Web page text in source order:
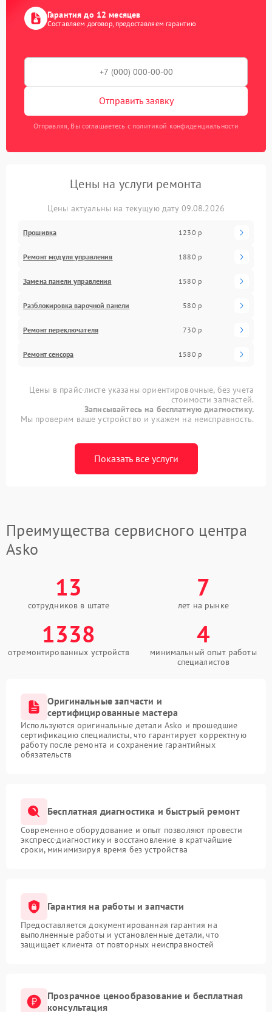
Гарантия до 12 месяцев
Составляем договор, предоставляем гарантию
Отправить заявку
Отправляя, Вы соглашаетесь с политикой конфиденциальности
Цены на услуги ремонта
Цены актуальны на текущую дату 09.08.2026
Прошивка 1230 р
Ремонт модуля управления 1880 р
Замена панели управления 1580 р
Разблокировка варочной панели 580 р
Ремонт переключателя 730 р
Ремонт сенсора 1580 р
Цены в прайс-листе указаны ориентировочные, без учета
стоимости запчастей.
Записывайтесь на бесплатную диагностику.
Мы проверим ваше устройство и укажем на неисправность.
Показать все услуги
Преимущества сервисного центра
Asko
13
сотрудников в штате
7
лет на рынке
1338
отремонтированных устройств
4
минимальный опыт работы
специалистов
Оригинальные запчасти и
сертифицированные мастера
Используются оригинальные детали Asko и прошедшие
сертификацию специалисты, что гарантирует корректную
работу после ремонта и сохранение гарантийных
обязательств
Бесплатная диагностика и быстрый ремонт
Современное оборудование и опыт позволяют провести
экспресс-диагностику и восстановление в кратчайшие
сроки, минимизируя время без устройства
Гарантия на работы и запчасти
Предоставляется документированная гарантия на
выполненные работы и установленные детали, что
защищает клиента от повторных неисправностей
Прозрачное ценообразование и бесплатная
консультация